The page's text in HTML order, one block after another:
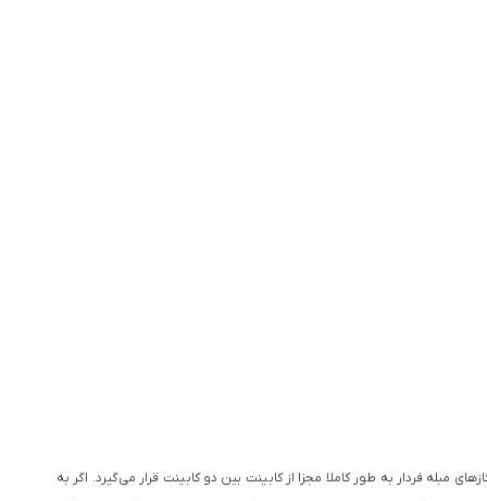
فردار به طور کاملا مجزا از کابینت بین دو کابینت قرار می‌گیرد. اگر به